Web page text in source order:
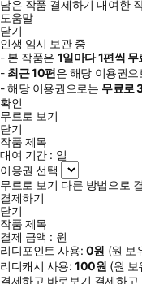
남은 작품 결제하기 대여한
도움말
닫기
인생 임시 보관 중
- 본 작품은 1일마다1편씩 무
- 최근10편은 해당 이용권
- 해당 이용권으로는 무료로
확인
무료로 보기
닫기
작품 제목
대여 기간 : 일
이용권 선택
무료로 보기 다른 방법으로
결제하기
닫기
작품 제목
결제 금액 : 원
리디포인트 사용: 0원 (원 보
리디캐시 사용:100원 (원 보
결제하고 바로보기 결제하고